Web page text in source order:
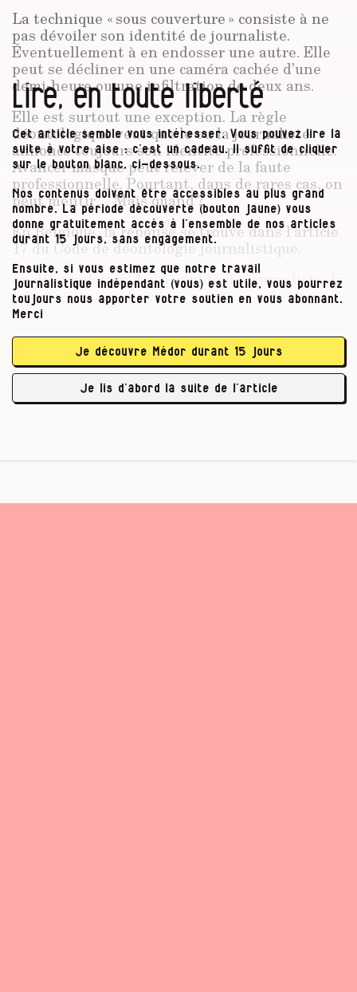
La technique « sous couverture » consiste à ne
pas dévoiler son identité de journaliste.
Éventuellement à en endosser une autre. Elle
peut se décliner en une caméra cachée d’une
demi-heure ou une infiltration de deux ans.
Elle est surtout une exception. La règle
déontologique veut que le ou la journaliste
annonce toujours son identité professionnelle.
Avancer masqué peut relever de la faute
professionnelle. Pourtant, dans de rares cas, on
peut mentir… Mais quand ?
En Belgique, la réponse se trouve dans l’article
17 du Code de déontologie journalistique.
La dissimulation de sa qualité de journaliste, la
tromperie sur le but de son intervention ou
l’usage d’une fausse identité sont considérés
conditions sont rencontrées :
l’information recherchée est d’intérêt
général et …
Lire, en toute liberté
Cet article semble vous intéresser. Vous pouvez lire la
suite à votre aise : c’est un cadeau. Il suffit de cliquer
sur le bouton blanc, ci-dessous.
Nos contenus doivent être accessibles au plus grand
nombre. La période découverte (bouton jaune) vous
donne gratuitement accès à l’ensemble de nos articles
durant 15 jours, sans engagement.
Ensuite, si vous estimez que notre travail
journalistique indépendant (vous) est utile, vous pourrez
toujours nous apporter votre soutien en vous abonnant.
Merci
Je découvre Médor durant 15 jours
Je lis d’abord la suite de l’article